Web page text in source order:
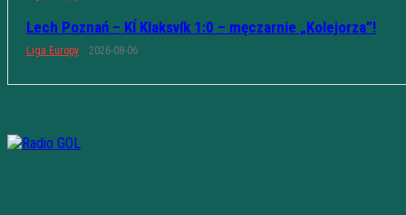
Lech Poznań – KÍ Klaksvík 1:0 – męczarnie „Kolejorza”!
Liga Europy 2026-08-06